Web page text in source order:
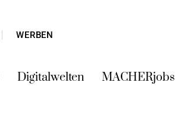
WERBEN
Digitalwelten MACHERjobs